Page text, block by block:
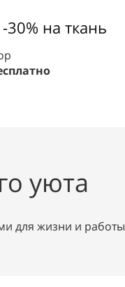
30% на ткань
уюта
для жизни и работы